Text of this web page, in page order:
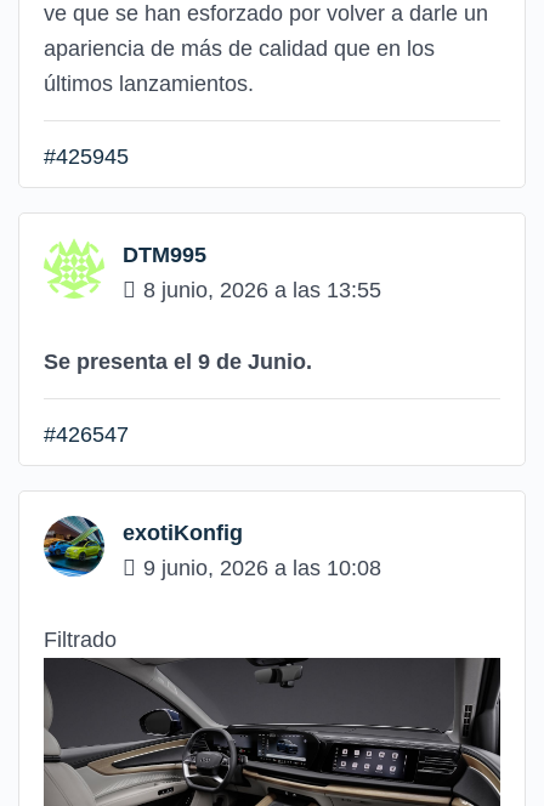
ve que se han esforzado por volver a darle un
apariencia de más de calidad que en los
últimos lanzamientos.
#425945
DTM995
8 junio, 2026 a las 13:55
Se presenta el 9 de Junio.
#426547
exotiKonfig
9 junio, 2026 a las 10:08
Filtrado